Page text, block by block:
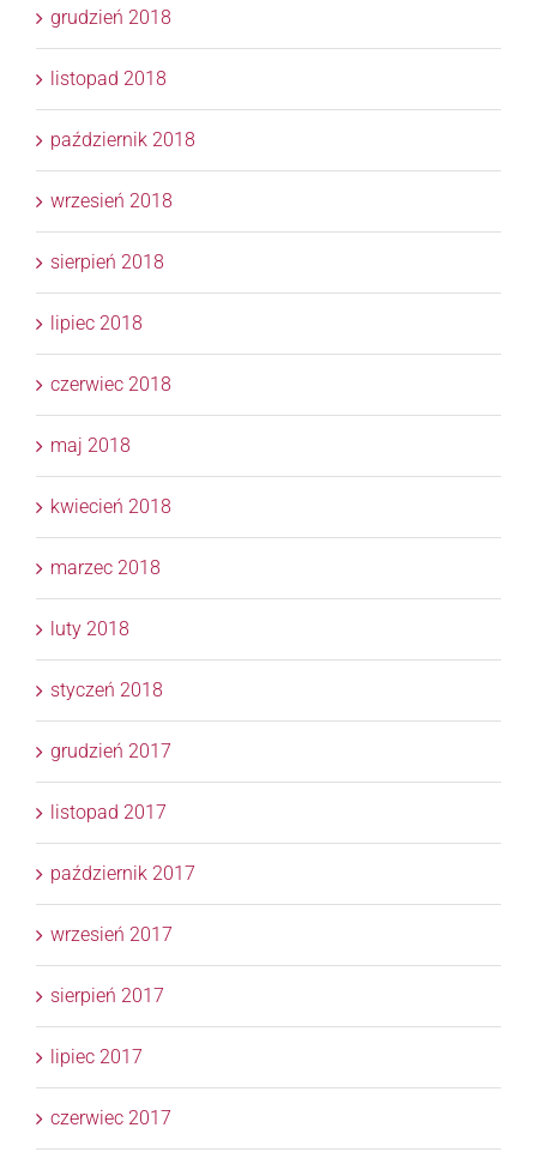
grudzień 2018
listopad 2018
październik 2018
wrzesień 2018
sierpień 2018
lipiec 2018
czerwiec 2018
maj 2018
kwiecień 2018
marzec 2018
luty 2018
styczeń 2018
grudzień 2017
listopad 2017
październik 2017
wrzesień 2017
sierpień 2017
lipiec 2017
czerwiec 2017